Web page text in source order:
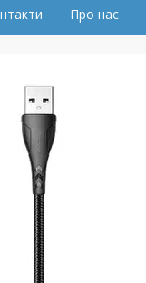
Про нас